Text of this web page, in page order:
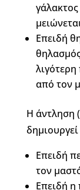
γάλακτος
Επειδή
από τον
Η άντληση
Επειδή
τον
Επειδή η